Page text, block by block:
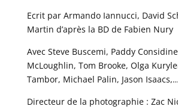
Ecrit par Armando Iannucci, David
Martin d’après la BD de Fabien Nury
Avec Steve Buscemi, Paddy
McLoughlin, Tom Brooke, Olga
Tambor, Michael Palin, Jason Isaacs,…
Directeur de la photographie : Zac